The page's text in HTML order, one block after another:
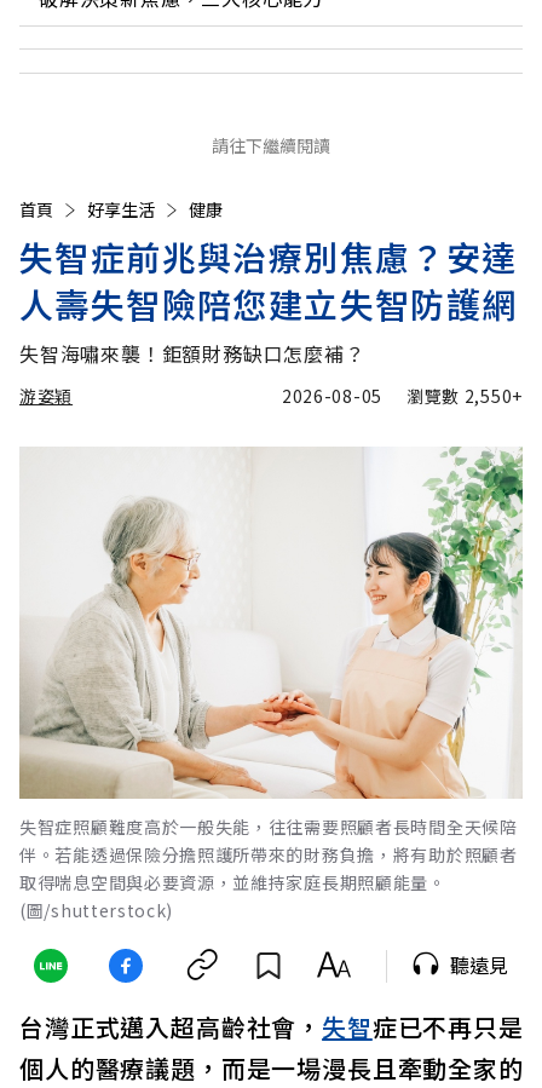
請往下繼續閱讀
首頁 好享生活 健康
失智症前兆與治療別焦慮？安達
人壽失智險陪您建立失智防護網
失智海嘯來襲！鉅額財務缺口怎麼補？
游姿穎 2026-08-05 瀏覽數 2,550+
失智症照顧難度高於一般失能，往往需要照顧者長時間全天候陪
伴。若能透過保險分擔照護所帶來的財務負擔，將有助於照顧者
取得喘息空間與必要資源，並維持家庭長期照顧能量。
(圖/shutterstock)
聽遠見
台灣正式邁入超高齡社會， 失智症已不再只是
個人的醫療議題，而是一場漫長且牽動全家的